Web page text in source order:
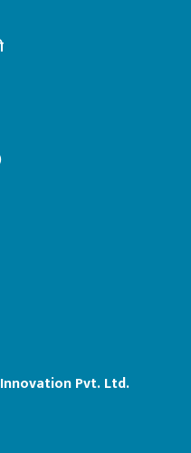
Pvt. Ltd.